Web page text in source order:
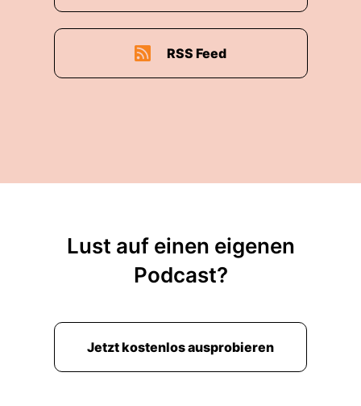
RSS Feed
Lust auf einen eigenen
Podcast?
Jetzt kostenlos ausprobieren